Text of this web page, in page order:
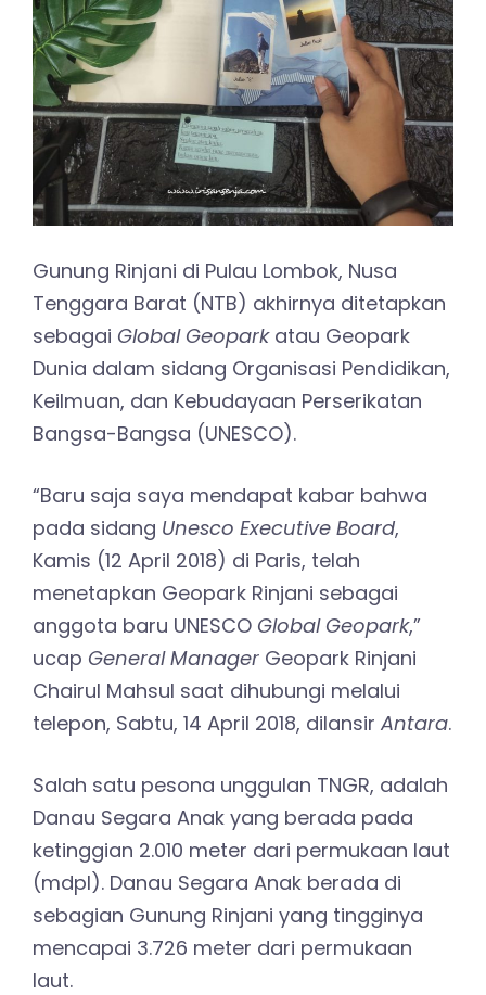
Gunung Rinjani di Pulau Lombok, Nusa
Tenggara Barat (NTB) akhirnya ditetapkan
sebagai Global Geoparkatau Geopark
Dunia dalam sidang Organisasi Pendidikan,
Keilmuan, dan Kebudayaan Perserikatan
Bangsa-Bangsa (UNESCO).
“Baru saja saya mendapat kabar bahwa
pada sidang Unesco Executive Board,
Kamis (12 April 2018) di Paris, telah
menetapkan Geopark Rinjani sebagai
anggota baru UNESCO Global Geopark,”
ucap General Manager Geopark Rinjani
Chairul Mahsul saat dihubungi melalui
telepon, Sabtu, 14 April 2018, dilansir Antara.
Salah satu pesona unggulan TNGR, adalah
Danau Segara Anak yang berada pada
ketinggian 2.010 meter dari permukaan laut
(mdpl). Danau Segara Anak berada di
sebagian Gunung Rinjani yang tingginya
mencapai 3.726 meter dari permukaan
laut.